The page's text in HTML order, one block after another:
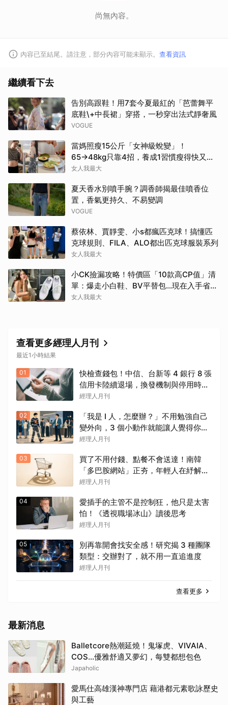
尚無內容。
內容已至結尾。請注意，部分內容可能未顯示。 查看資訊
繼續看下去
告別高跟鞋！用7套今夏最紅的「芭蕾舞平
底鞋\+中長裙」穿搭，一秒穿出法式靜奢風
VOGUE
當媽照瘦15公斤「女神級蛻變」！
65→48kg只靠4招，養成1習慣瘦得快又不
復胖
女人我最大
夏天香水別噴手腕？調香師揭最佳噴香位
置，香氣更持久、不易變調
VOGUE
蔡依林、賈靜雯、小s都瘋匹克球！搞懂匹
克球規則、FILA、ALO都出匹克球服裝系列
女人我最大
小CK撿漏攻略！特價區「10款高CP值」清
單：爆走小白鞋、BV平替包…現在入手省一
筆
女人我最大
查看更多經理人月刊
最近1小時結果
01
快檢查錢包！中信、台新等 4 銀行 8 張
信用卡陸續退場，換發機制與停用時間
一次看
經理人月刊
02
「我是 I 人，怎麼辦？」不用勉強自己
變外向，3 個小動作就能讓人覺得你很
好聊
經理人月刊
03
買了不用付錢、點餐不會送達！南韓
「多巴胺網站」正夯，年輕人在紓解什
麼壓力？
經理人月刊
04
愛插手的主管不是控制狂，他只是太害
怕！《透視職場冰山》讀後思考
經理人月刊
05
別再靠開會找安全感！研究揭 3 種團隊
類型：交辦對了，就不用一直追進度
經理人月刊
查看更多
最新消息
Balletcore熱潮延燒！鬼塚虎、VIVAIA、
COS…優雅舒適又夢幻，每雙都想包色
Japaholic
愛馬仕高雄漢神專門店 藉港都元素歌詠歷史
與工藝